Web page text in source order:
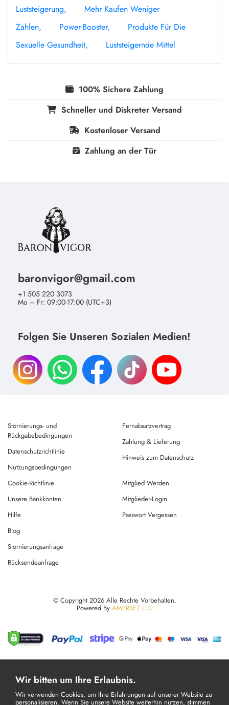
Luststeigerung
Mehr Kaufen Weniger
Zahlen
Power-Booster
Produkte Für Die
Sexuelle Gesundheit
Luststeigernde Mittel
100% Sichere Zahlung
Schneller und Diskreter Versand
Kostenloser Versand
Zahlung an der Tür
baronvigor@gmail.com
+1 505 220 3073
Mo – Fr: 09:00-17:00 (UTC+3)
Folgen Sie Unseren Sozialen Medien!
Stornierungs- und
Rückgabebedingungen
Datenschutzrichtlinie
Nutzungsbedingungen
Fernabsatzvertrag
Zahlung & Lieferung
Hinweis zum Datenschutz
Cookie-Richtlinie
Unsere Bankkonten
Hilfe
Mitglied Werden
Mitglieder-Login
Passwort Vergessen
Blog
Stornierungsanfrage
Rücksendeanfrage
© Copyright 2026 Alle Rechte Vorbehalten.
Powered By AMERKEZ LLC
Wir bitten um Ihre Erlaubnis.
Wir verwenden Cookies, um Ihre Erfahrungen auf unserer Website zu
personalisieren. Wenn Sie unsere Website weiterhin nutzen, stimmen